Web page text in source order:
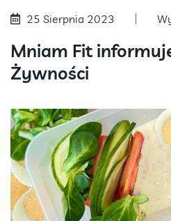
25 Sierpnia 2023
Mniam Fit
Żywności